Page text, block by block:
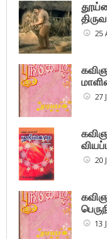
25
27
20
13